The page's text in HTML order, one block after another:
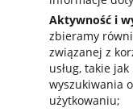
Aktywność i
zbieramy
związanej z
usług, takie
wyszukiwania
użytkowaniu;